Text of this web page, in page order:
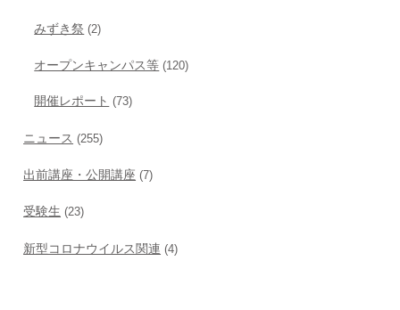
みずき祭 (2)
オープンキャンパス等 (120)
開催レポート (73)
ニュース (255)
出前講座・公開講座 (7)
受験生 (23)
新型コロナウイルス関連 (4)